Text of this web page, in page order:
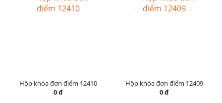
Hộp khóa đơn điểm 12410
0 đ
Hộp khóa đơn điểm 12409
0 đ